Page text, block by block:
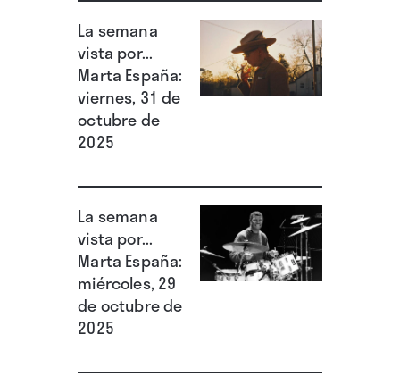
La semana
vista por...
Marta España:
viernes, 31 de
octubre de
2025
La semana
vista por...
Marta España:
miércoles, 29
de octubre de
2025